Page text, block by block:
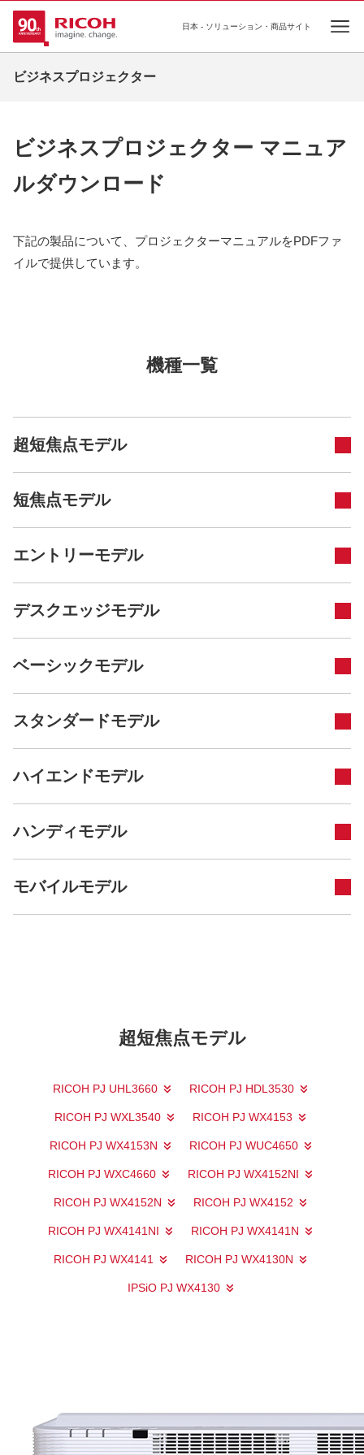
日本 - ソリューション・商品サイト
ビジネスプロジェクター
ビジネスプロジェクター マニュア
ルダウンロード
下記の製品について、プロジェクターマニュアルをPDFファ
イルで提供しています。
機種一覧
超短焦点モデル
短焦点モデル
エントリーモデル
デスクエッジモデル
ベーシックモデル
スタンダードモデル
ハイエンドモデル
ハンディモデル
モバイルモデル
超短焦点モデル
RICOH PJ UHL3660 RICOH PJ HDL3530
RICOH PJ WXL3540 RICOH PJ WX4153
RICOH PJ WX4153N RICOH PJ WUC4650
RICOH PJ WXC4660 RICOH PJ WX4152NI
RICOH PJ WX4152N RICOH PJ WX4152
RICOH PJ WX4141NI RICOH PJ WX4141N
RICOH PJ WX4141 RICOH PJ WX4130N
IPSiO PJ WX4130